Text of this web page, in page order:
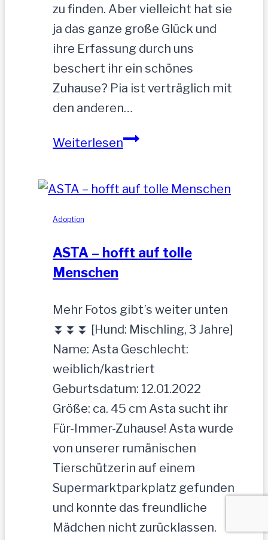
zu finden. Aber vielleicht hat sie
ja das ganze große Glück und
ihre Erfassung durch uns
beschert ihr ein schönes
Zuhause? Pia ist verträglich mit
den anderen…
WeiterlesenPIA-
cm
Adoption
ASTA – hofft auf tolle
Menschen
Mehr Fotos gibt’s weiter unten
⏬⏬⏬ [Hund: Mischling, 3 Jahre]
Name: Asta Geschlecht:
weiblich/kastriert
Geburtsdatum: 12.01.2022
Größe: ca. 45 cm Asta sucht ihr
Für-Immer-Zuhause! Asta wurde
von unserer rumänischen
Tierschützerin auf einem
Supermarktparkplatz gefunden
und konnte das freundliche
Mädchen nicht zurücklassen.